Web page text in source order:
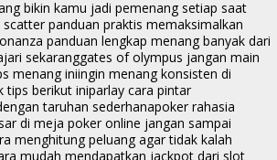
bikin kamu jadi pemenang setiap saat
scatter panduan praktis memaksimalkan
panduan lengkap menang banyak dari
sekaranggates of olympus jangan main
menang iniingin menang konsisten di
tips berikut iniparlay cara pintar
taruhan sederhanapoker rahasia
di meja poker online jangan sampai
menghitung peluang agar tidak kalah
mudah mendapatkan jackpot dari slot